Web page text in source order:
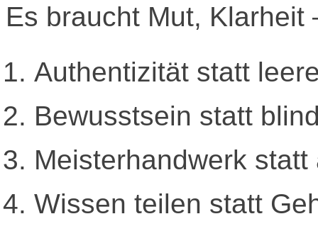
Es braucht Mut,
Authentizität statt
Bewusstsein statt
Meisterhandwerk
Wissen teilen statt